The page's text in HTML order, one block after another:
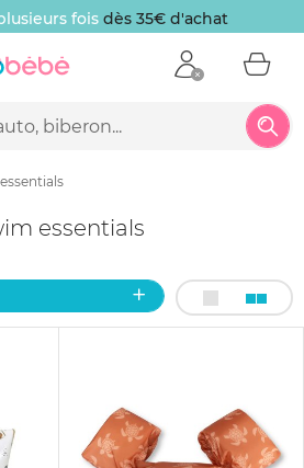
fois dès 35€ d'achat
essentials